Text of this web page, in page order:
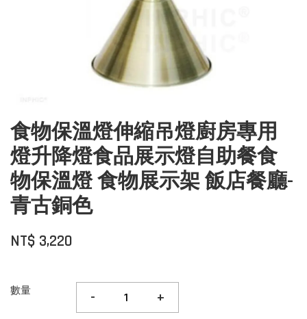
食物保溫燈伸縮吊燈廚房專用
燈升降燈食品展示燈自助餐食
物保溫燈 食物展示架 飯店餐廳-
青古銅色
NT$ 3,220
數量 - +